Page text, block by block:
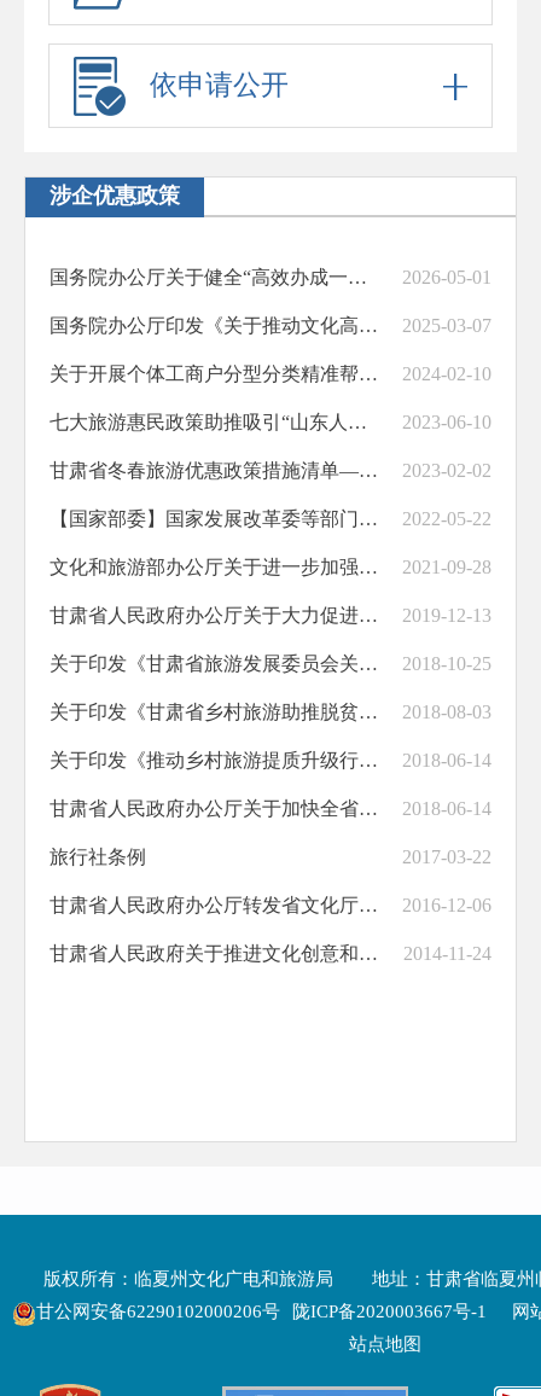
依申请公开
涉企优惠政策
国务院办公厅关于健全“高效办成一件事”重点事项常态化推进机制的意见 2026-05-01
国务院办公厅印发《关于推动文化高质量发展的若干经济政策》的通知 2025-03-07
关于开展个体工商户分型分类精准帮扶提升发展质量的指导意见 2024-02-10
七大旅游惠民政策助推吸引“山东人陇上游” 2023-06-10
甘肃省冬春旅游优惠政策措施清单——文旅企业奖补措施 2023-02-02
【国家部委】国家发展改革委等部门印发《关于促进服务业领域困难行业恢复发展的若干政策》的通知 2022-05-22
文化和旅游部办公厅关于进一步加强政策宣传落实 支持文化和旅游企业发展的通知 2021-09-28
甘肃省人民政府办公厅关于大力促进全省文化旅游产业提质增效的意见 2019-12-13
关于印发《甘肃省旅游发展委员会关于开展冬春季旅游优惠活动的补贴办法》的通知 2018-10-25
关于印发《甘肃省乡村旅游助推脱贫攻坚实施方案》的通知 2018-08-03
关于印发《推动乡村旅游提质升级行动方案（2018年）》的通知 2018-06-14
甘肃省人民政府办公厅关于加快全省智慧旅游建设的意见 2018-06-14
旅行社条例 2017-03-22
甘肃省人民政府办公厅转发省文化厅等部门关于推动文化文物单位文化创意产品开发的实施意见的通知v 2016-12-06
甘肃省人民政府关于推进文化创意和设计服务与相关产业融合发展的实施意见 2014-11-24
版权所有：临夏州文化广电和旅游局
地址：甘肃省临夏州
甘公网安备62290102000206号
陇ICP备2020003667号-1
网
站点地图